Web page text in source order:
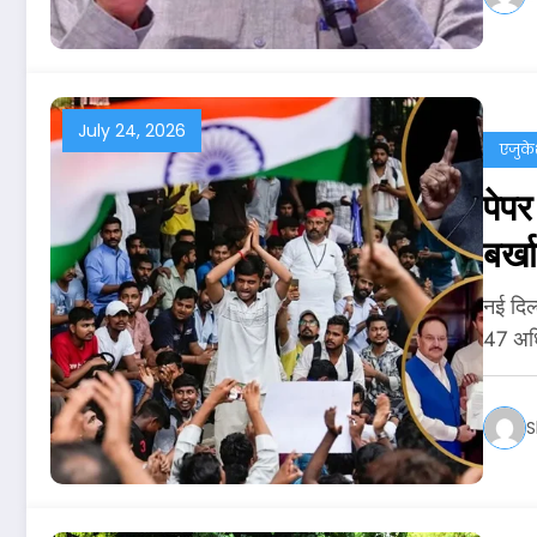
July 24, 2026
नई
47